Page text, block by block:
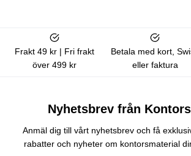
Frakt 49 kr | Fri frakt
över 499 kr
Betala med kort,
eller faktura
Nyhetsbrev från
Anmäl dig till vårt nyhetsbrev och få
rabatter och nyheter om kontorsmaterial